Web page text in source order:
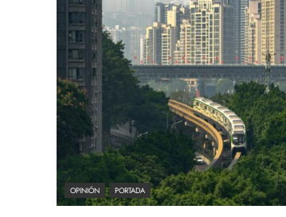
OPINIÓN PORTADA